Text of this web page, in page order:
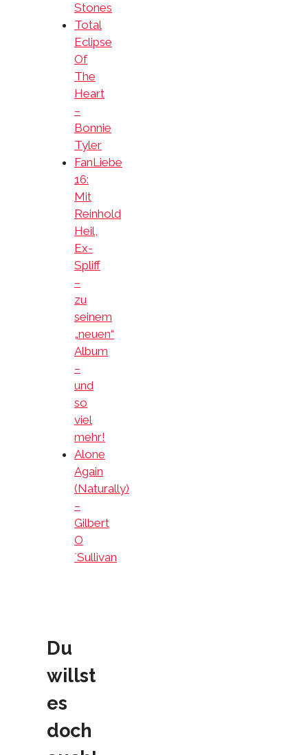
Stones
Total
Eclipse
Of
The
Heart
–
Bonnie
Tyler
FanLiebe
16:
Mit
Reinhold
Heil,
Ex-
Spliff
–
zu
seinem
„neuen“
Album
–
und
so
viel
mehr!
Alone
Again
(Naturally)
–
Gilbert
O
´Sullivan
Du
willst
es
doch